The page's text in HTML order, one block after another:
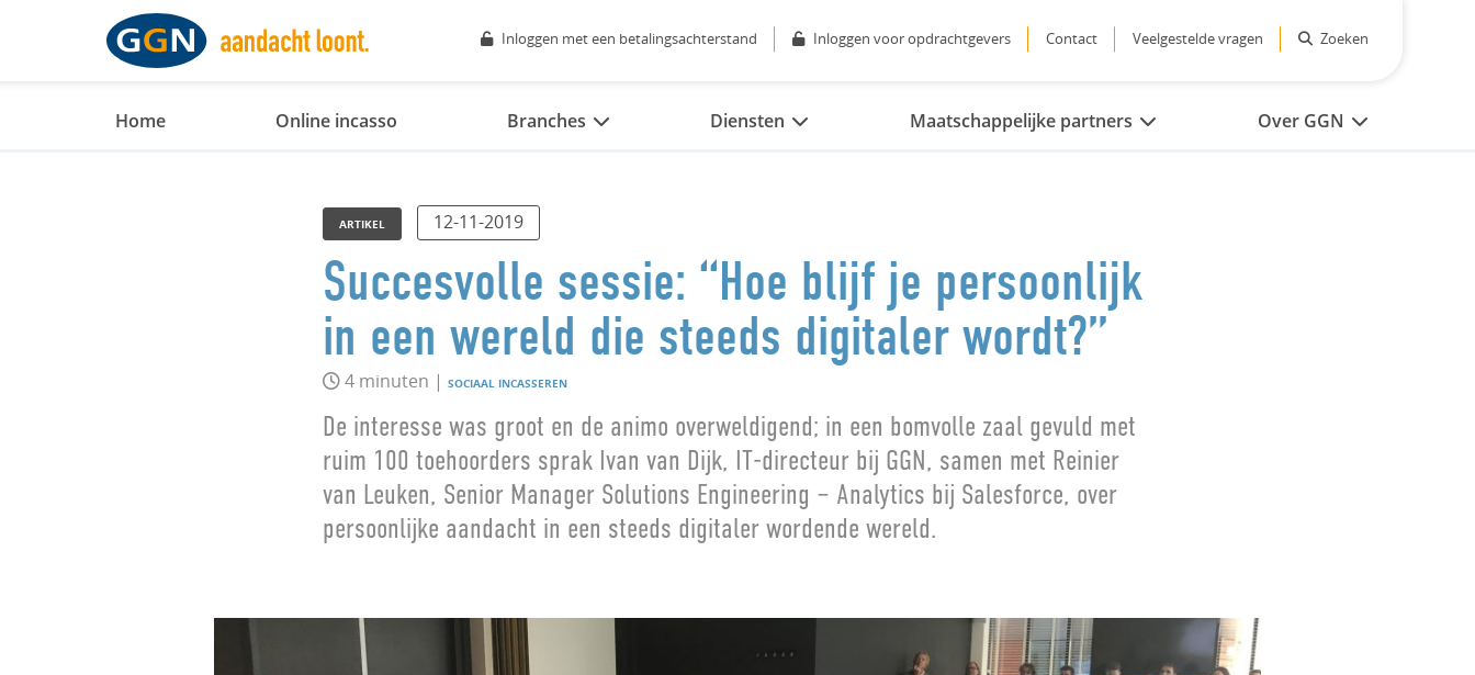
Inloggen met een betalingsachterstand Inloggen voor opdrachtgevers Contact Veelgestelde vragen Zoeken
Home Online incasso Branches Diensten Maatschappelijke partners Over GGN
ARTIKEL 12-11-2019
Succesvolle sessie: “Hoe blijf je persoonlijk
in een wereld die steeds digitaler wordt?”
4 minuten | SOCIAAL INCASSEREN
De interesse was groot en de animo overweldigend; in een bomvolle zaal gevuld met
ruim 100 toehoorders sprak Ivan van Dijk, IT-directeur bij GGN, samen met Reinier
van Leuken, Senior Manager Solutions Engineering – Analytics bij Salesforce, over
persoonlijke aandacht in een steeds digitaler wordende wereld.